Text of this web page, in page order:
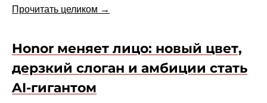
Прочитать целиком →
Honor меняет лицо: новый цвет,
дерзкий слоган и амбиции стать
AI-гигантом